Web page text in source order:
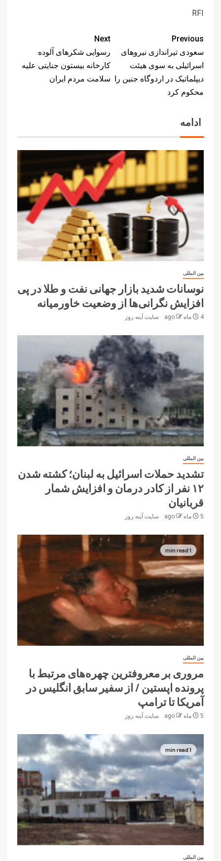
RFI
Previous
سعودی تیراندازی نیروهای
اسرائیلی به سوی هیئت
دیپلماتیک در اردوگاه جنین را
محکوم کرد
Next
رسوایی شکرهای آلوده
کارخانه بیستون جنایتی علیه
سلامت مردم ایران
ادامه
بین المللی
نوسانات شدید بازار جهانی نفت و طلا در پی
افزایش نگرانی‌ها از وضعیت خاورمیانه
4 ماه ago سایت آینه‌ روز
بین المللی
تشدید حملات اسرائیل به لبنان؛ کشته شدن
۱۲ نفر از کادر درمان و افزایش شمار
قربانیان
5 ماه ago سایت آینه‌ روز
1 min read
بین المللی
مروری بر معروفترین چهره‌های مرتبط با
پرونده اپستین / از سفیر سابق انگلیس در
آمریکا تا ترامپ
5 ماه ago سایت آینه‌ روز
1 min read
بین المللی